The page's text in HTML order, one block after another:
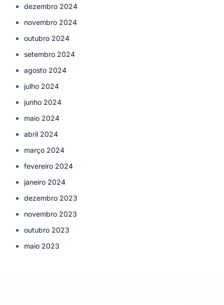
dezembro 2024
novembro 2024
outubro 2024
setembro 2024
agosto 2024
julho 2024
junho 2024
maio 2024
abril 2024
março 2024
fevereiro 2024
janeiro 2024
dezembro 2023
novembro 2023
outubro 2023
maio 2023